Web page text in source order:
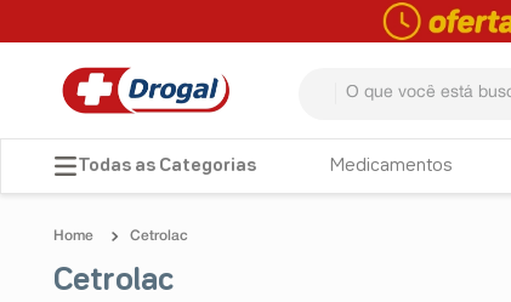
Medicamentos
Cetrolac
Cetrolac
TERMOS MAIS BUSCADOS